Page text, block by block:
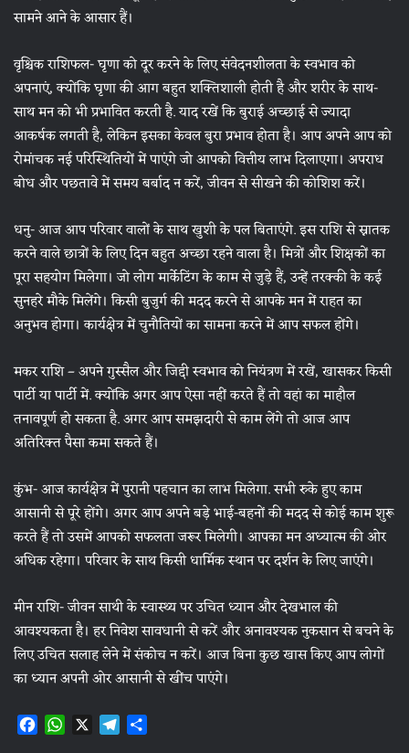
सामने आने के आसार हैं।
वृश्चिक राशिफल- घृणा को दूर करने के लिए संवेदनशीलता के स्वभाव को
अपनाएं, क्योंकि घृणा की आग बहुत शक्तिशाली होती है और शरीर के साथ-
साथ मन को भी प्रभावित करती है. याद रखें कि बुराई अच्छाई से ज्यादा
आकर्षक लगती है, लेकिन इसका केवल बुरा प्रभाव होता है। आप अपने आप को
रोमांचक नई परिस्थितियों में पाएंगे जो आपको वित्तीय लाभ दिलाएगा। अपराध
बोध और पछतावे में समय बर्बाद न करें, जीवन से सीखने की कोशिश करें।
धनु- आज आप परिवार वालों के साथ खुशी के पल बिताएंगे. इस राशि से स्नातक
करने वाले छात्रों के लिए दिन बहुत अच्छा रहने वाला है। मित्रों और शिक्षकों का
पूरा सहयोग मिलेगा। जो लोग मार्केटिंग के काम से जुड़े हैं, उन्हें तरक्की के कई
सुनहरे मौके मिलेंगे। किसी बुजुर्ग की मदद करने से आपके मन में राहत का
अनुभव होगा। कार्यक्षेत्र में चुनौतियों का सामना करने में आप सफल होंगे।
मकर राशि – अपने गुस्सैल और जिद्दी स्वभाव को नियंत्रण में रखें, खासकर किसी
पार्टी या पार्टी में. क्योंकि अगर आप ऐसा नहीं करते हैं तो वहां का माहौल
तनावपूर्ण हो सकता है. अगर आप समझदारी से काम लेंगे तो आज आप
अतिरिक्त पैसा कमा सकते हैं।
कुंभ- आज कार्यक्षेत्र में पुरानी पहचान का लाभ मिलेगा. सभी रुके हुए काम
आसानी से पूरे होंगे। अगर आप अपने बड़े भाई-बहनों की मदद से कोई काम शुरू
करते हैं तो उसमें आपको सफलता जरूर मिलेगी। आपका मन अध्यात्म की ओर
अधिक रहेगा। परिवार के साथ किसी धार्मिक स्थान पर दर्शन के लिए जाएंगे।
मीन राशि- जीवन साथी के स्वास्थ्य पर उचित ध्यान और देखभाल की
आवश्यकता है। हर निवेश सावधानी से करें और अनावश्यक नुकसान से बचने के
लिए उचित सलाह लेने में संकोच न करें। आज बिना कुछ खास किए आप लोगों
का ध्यान अपनी ओर आसानी से खींच पाएंगे।
F W X T